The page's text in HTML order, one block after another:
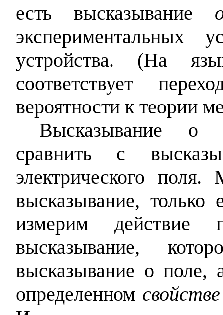
есть высказывание
экспериментальных
устройства. (На
соответствует
вероятности к теории
Высказывание о
сравнить с
электрического
высказывание,
измерим
высказывание,
высказывание о
определенном